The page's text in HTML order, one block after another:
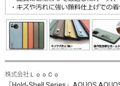
株式会社ＬｏｏＣｏ